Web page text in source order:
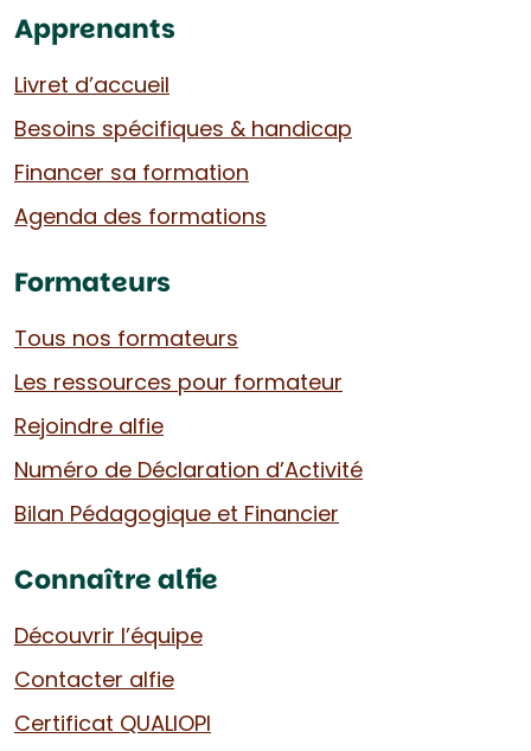
Apprenants
Livret d’accueil
Besoins spécifiques & handicap
Financer sa formation
Agenda des formations
Formateurs
Tous nos formateurs
Les ressources pour formateur
Rejoindre alfie
Numéro de Déclaration d’Activité
Bilan Pédagogique et Financier
Connaître alfie
Découvrir l’équipe
Contacter alfie
Certificat QUALIOPI